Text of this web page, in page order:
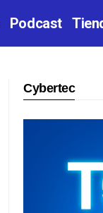
Podcast
Cybertec